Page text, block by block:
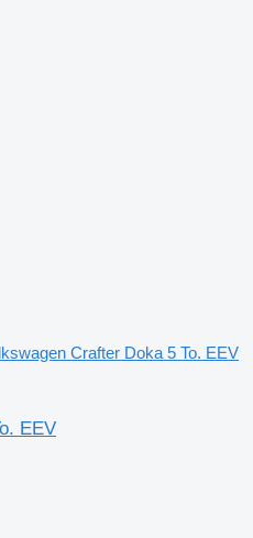
Crafter Doka 5 To. EEV
EEV